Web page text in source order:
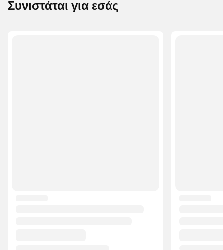
Συνιστάται για εσάς